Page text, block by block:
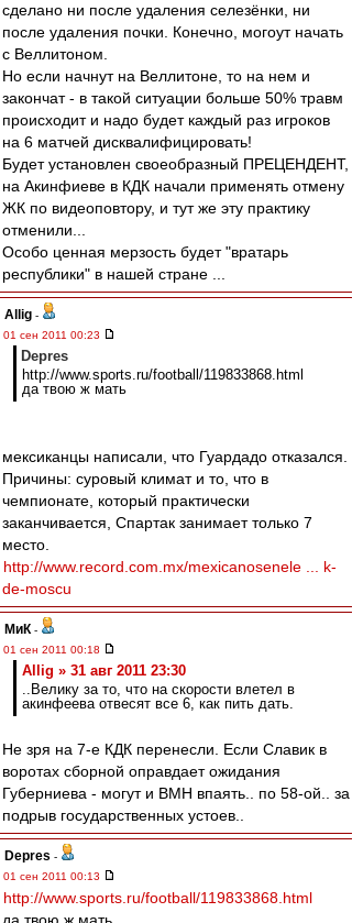
сделано ни после удаления селезёнки, ни
после удаления почки. Конечно, могоут начать
с Веллитоном.
Но если начнут на Веллитоне, то на нем и
закончат - в такой ситуации больше 50% травм
происходит и надо будет каждый раз игроков
на 6 матчей дисквалифицировать!
Будет установлен своеобразный ПРЕЦЕНДЕНТ,
на Акинфиеве в КДК начали применять отмену
ЖК по видеоповтору, и тут же эту практику
отменили...
Особо ценная мерзость будет "вратарь
республики" в нашей стране ...
Allig -
01 сен 2011 00:23
Depres
http://www.sports.ru/football/119833868.html
да твою ж мать
мексиканцы написали, что Гуардадо отказался.
Причины: суровый климат и то, что в
чемпионате, который практически
заканчивается, Спартак занимает только 7
место.
http://www.record.com.mx/mexicanosenele ... k-
de-moscu
МиК -
01 сен 2011 00:18
Allig » 31 авг 2011 23:30
..Велику за то, что на скорости влетел в
акинфеева отвесят все 6, как пить дать.
Не зря на 7-е КДК перенесли. Если Славик в
воротах сборной оправдает ожидания
Губерниева - могут и ВМН впаять.. по 58-ой.. за
подрыв государственных устоев..
Depres -
01 сен 2011 00:13
http://www.sports.ru/football/119833868.html